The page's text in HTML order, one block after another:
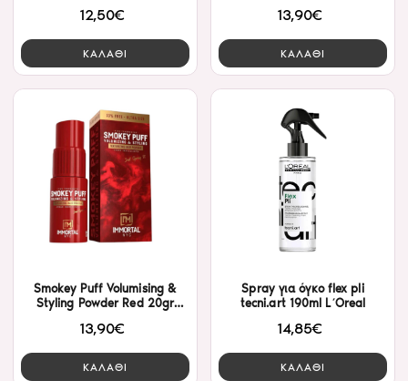
12,50€
ΚΑΛΑΘΙ
13,90€
ΚΑΛΑΘΙ
Smokey Puff Volumising &
Styling Powder Red 20gr
13,90€
ΚΑΛΑΘΙ
Spray για όγκο flex pli
tecni.art 190ml L΄Oreal
14,85€
ΚΑΛΑΘΙ